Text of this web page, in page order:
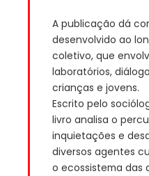
A publicação dá
desenvolvido ao
coletivo, que
laboratórios,
crianças e jovens.
Escrito pelo
livro analisa o
inquietações e
diversos agentes
o ecossistema das